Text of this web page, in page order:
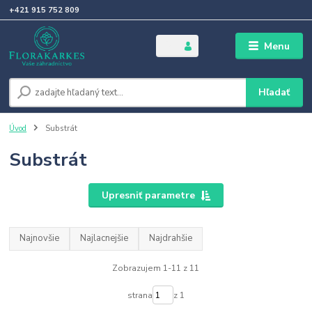
Menu
Hľadať
+421 915 752 809
Úvod Substrát
Substrát
Upresniť parametre
Najnovšie Najlacnejšie Najdrahšie
Zobrazujem 1-11 z 11
strana z 1